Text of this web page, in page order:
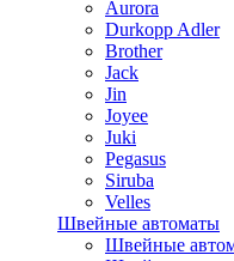
Aurora
Durkopp Adler
Brother
Jack
Jin
Joyee
Juki
Pegasus
Siruba
Velles
Швейные автоматы
Швейные